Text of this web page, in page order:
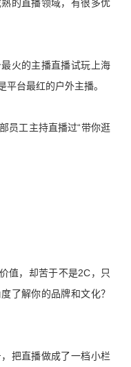
的直播领域，有很多优
火的主播直播试玩上海
台最红的户外主播。
员工主持直播过“带你逛
值，却苦于不是2C，只
了解你的品牌和文化？
把直播做成了一档小栏